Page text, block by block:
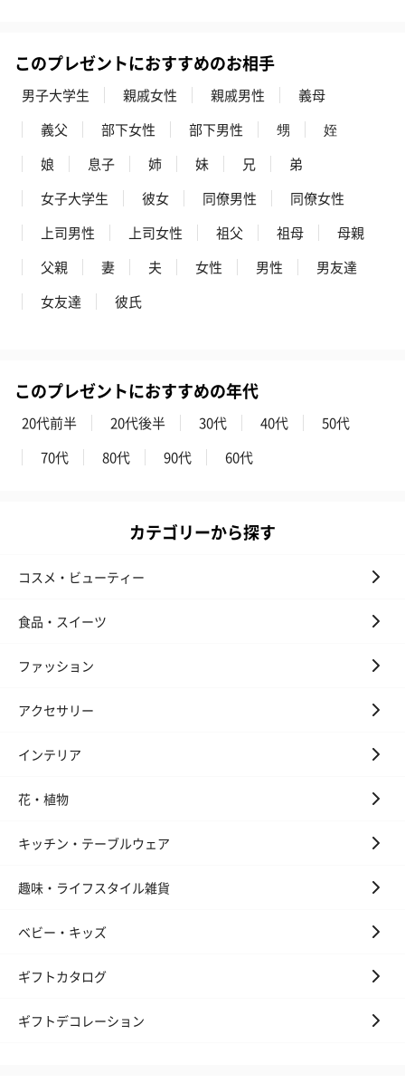
ト【ありがとう】
ドクリーム（ピンクグ
（2,145円）
ドクリーム（
円）
リラックスグッズ
（ブルー）（748円）
（イエロー）（748円）
ハンドタオル・ハンカチを同梱してお届けいたします。ギフトへ
ンク）（1,760円）
ルー）（1,760円）
ワイト）（
キャンドル・お香
このプレゼントにおすすめのお相手
男子大学生 親戚女性 親戚男性
義母
義父
部下女性 部下男性 甥
姪
娘
息子 姉 妹 兄
弟
女子大学生
彼女 同僚男性
同僚女性
上司男性
上司女性 祖父 祖母
母親
父親
妻 夫 女性 男性
男友達
女友達
彼氏
このプレゼントにおすすめの年代
20代前半 20代後半 30代 40代
50代
70代
80代 90代 60代
カテゴリーから探す
コスメ・ビューティー
食品・スイーツ
ファッション
アクセサリー
インテリア
花・植物
キッチン・テーブルウェア
趣味・ライフスタイル雑貨
ベビー・キッズ
ギフトカタログ
ギフトデコレーション